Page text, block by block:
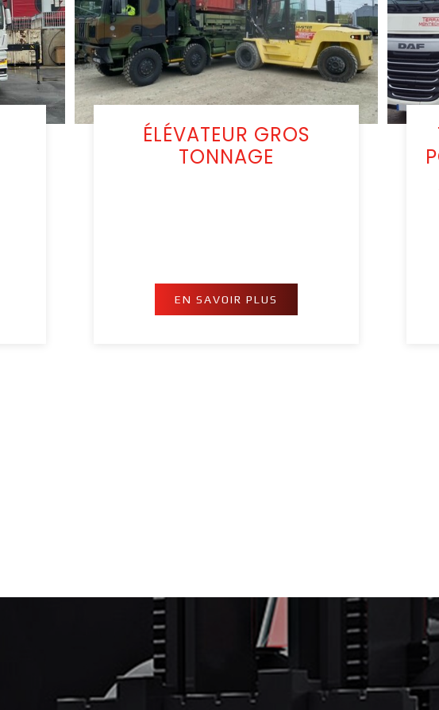
ÉLÉVATEUR GROS
TONNAGE
EN SAVOIR PLUS